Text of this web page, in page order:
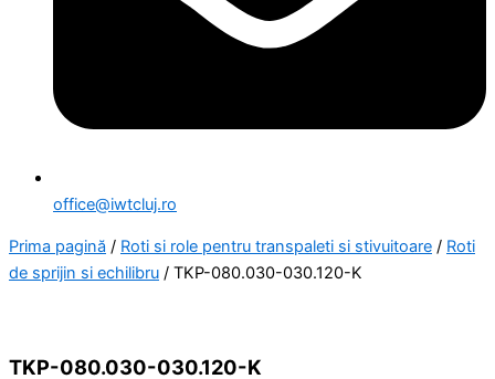
office@iwtcluj.ro
Prima pagină / Roti si role pentru transpaleti si stivuitoare / Roti
de sprijin si echilibru / TKP-080.030-030.120-K
TKP-080.030-030.120-K